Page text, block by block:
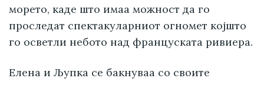
морето, каде што имаа можност да го
проследат спектакуларниот огномет којшто
го осветли небото над француската ривиера.
Елена и Љупка се бакнуваа со своите